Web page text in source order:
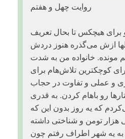
روایت چهل و هفتم
برای هیچکس تا بحال تعریف
ازش می‌گذره هنوز دردش
مونده. خانواده من به شدت
کوچکترین تلاش‌هام برای
و عملی و تفاوت در حجاب
رو باهام کردن. به قدری
که یه روز بدون این که
هزار تومن و شناختی داشته
19 سالگی به یه شهر اطراف رفتم چون